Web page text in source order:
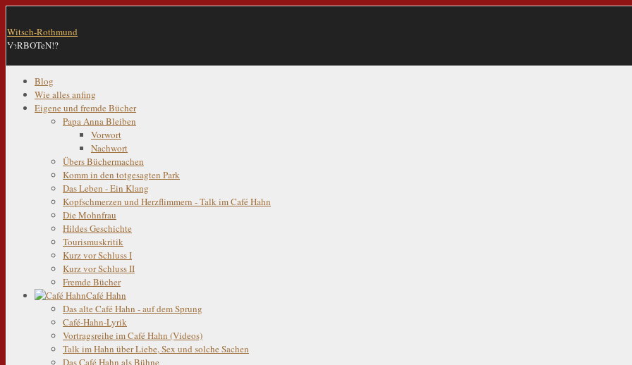
Witsch-Rothmund
VeRBOTeN!?
Blog
Wie alles anfing
Eigene und fremde Bücher
Papa Anna Bleiben
Vorwort
Nachwort
Übers Büchermachen
Komm in den totgesagten Park
Das Leben - Ein Klang
Kopfschmerzen und Herzflimmern - Talk im Café Hahn
Die Mohnfrau
Hildes Geschichte
Tourismuskritik
Kurz vor Schluss I
Kurz vor Schluss II
Fremde Bücher
Café Hahn
Das alte Café Hahn - auf dem Sprung
Café-Hahn-Lyrik
Vortragsreihe im Café Hahn (Videos)
Talk im Hahn über Liebe, Sex und solche Sachen
Das Café Hahn als Bühne